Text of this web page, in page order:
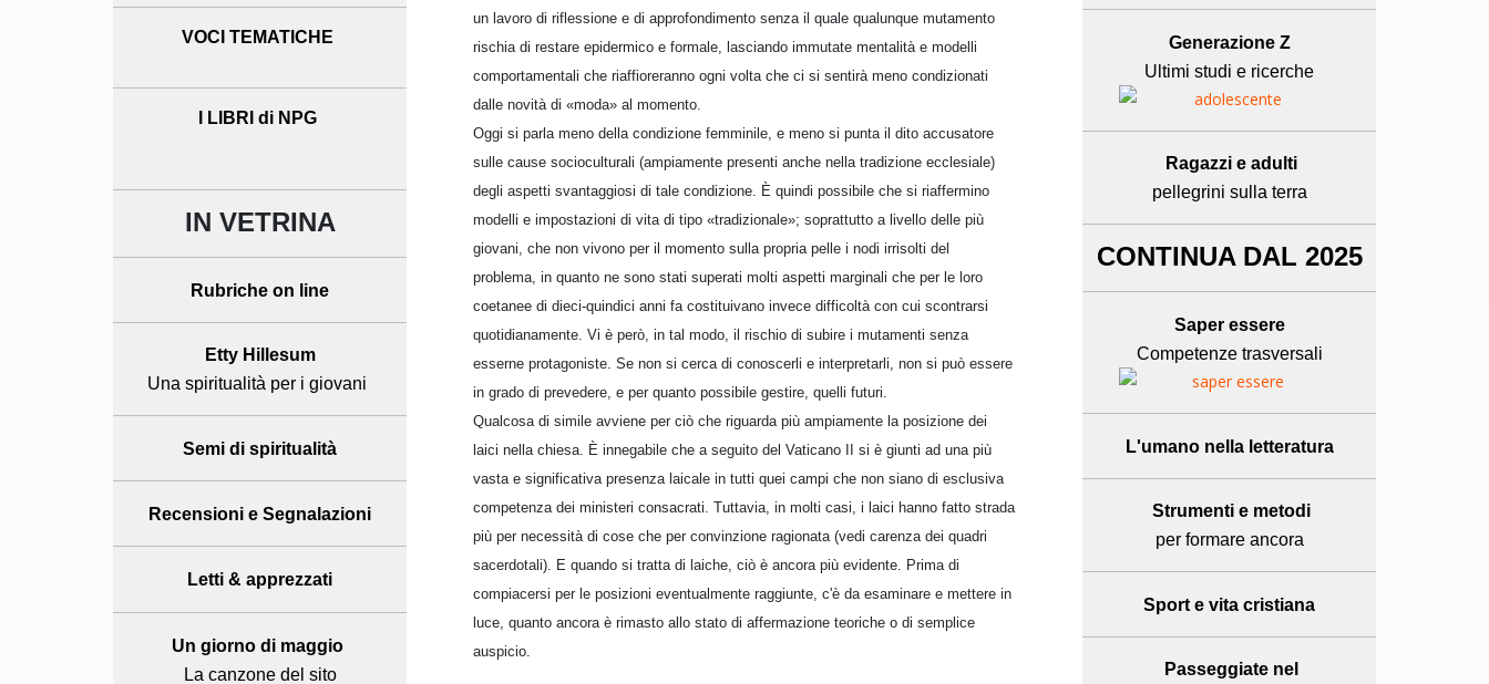
VOCI TEMATICHE
I LIBRI di NPG
IN VETRINA
Rubriche on line
Etty Hillesum
Una spiritualità per i giovani
Semi di spiritualità
Recensioni e Segnalazioni
Letti & apprezzati
Un giorno di maggio
La canzone del sito
un lavoro di riflessione e di approfondimento senza il quale qualunque mutamento
rischia di restare epidermico e formale, lasciando immutate mentalità e modelli
comportamentali che riaffioreranno ogni volta che ci si sentirà meno condizionati
dalle novità di «moda» al momento.
Oggi si parla meno della condizione femminile, e meno si punta il dito accusatore
sulle cause socioculturali (ampiamente presenti anche nella tradizione ecclesiale)
degli aspetti svantaggiosi di tale condizione. È quindi possibile che si riaffermino
modelli e impostazioni di vita di tipo «tradizionale»; soprattutto a livello delle più
giovani, che non vivono per il momento sulla propria pelle i nodi irrisolti del
problema, in quanto ne sono stati superati molti aspetti marginali che per le loro
coetanee di dieci-quindici anni fa costituivano invece difficoltà con cui scontrarsi
quotidianamente. Vi è però, in tal modo, il rischio di subire i mutamenti senza
esserne protagoniste. Se non si cerca di conoscerli e interpretarli, non si può essere
in grado di prevedere, e per quanto possibile gestire, quelli futuri.
Qualcosa di simile avviene per ciò che riguarda più ampiamente la posizione dei
laici nella chiesa. È innegabile che a seguito del Vaticano II si è giunti ad una più
vasta e significativa presenza laicale in tutti quei campi che non siano di esclusiva
competenza dei ministeri consacrati. Tuttavia, in molti casi, i laici hanno fatto strada
più per necessità di cose che per convinzione ragionata (vedi carenza dei quadri
sacerdotali). E quando si tratta di laiche, ciò è ancora più evidente. Prima di
compiacersi per le posizioni eventualmente raggiunte, c'è da esaminare e mettere in
luce, quanto ancora è rimasto allo stato di affermazione teoriche o di semplice
auspicio.
Generazione Z
Ultimi studi e ricerche
Ragazzi e adulti
pellegrini sulla terra
CONTINUA DAL 2025
Saper essere
Competenze trasversali
L'umanonella letteratura
Strumenti e metodi
per formare ancora
Sport e vita cristiana
Passeggiate nel